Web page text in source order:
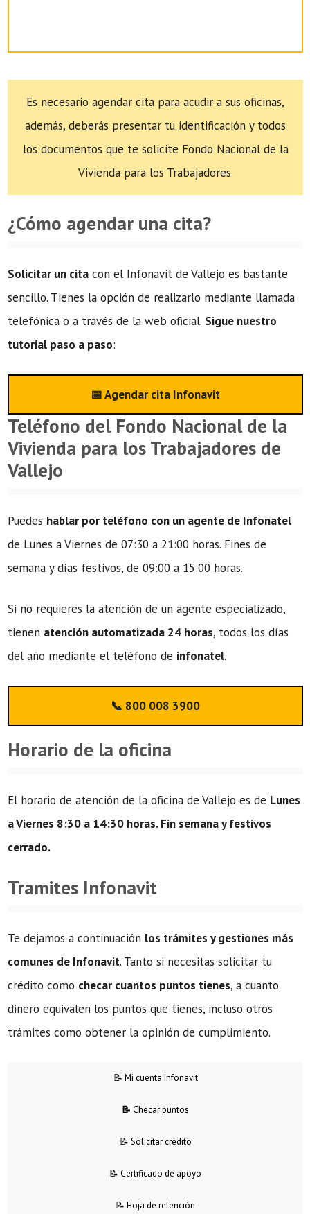
Es necesario agendar cita para acudir a sus oficinas,
además, deberás presentar tu identificación y todos
los documentos que te solicite Fondo Nacional de la
Vivienda para los Trabajadores.
¿Cómo agendar una cita?
Solicitar un cita con el Infonavit de Vallejo es bastante
sencillo. Tienes la opción de realizarlo mediante llamada
telefónica o a través de la web oficial. Sigue nuestro
tutorial paso a paso:
📅 Agendar cita Infonavit
Teléfono del Fondo Nacional de la
Vivienda para los Trabajadores de
Vallejo
Puedes hablar por teléfono con un agente de Infonatel
de Lunes a Viernes de 07:30 a 21:00 horas. Fines de
semana y días festivos, de 09:00 a 15:00 horas.
Si no requieres la atención de un agente especializado,
tienen atención automatizada 24 horas, todos los días
del año mediante el teléfono de infonatel.
📞 800 008 3900
Horario de la oficina
El horario de atención de la oficina de Vallejo es de Lunes
a Viernes 8:30 a 14:30 horas. Fin semana y festivos
cerrado.
Tramites Infonavit
Te dejamos a continuación los trámites y gestiones más
comunes de Infonavit. Tanto si necesitas solicitar tu
crédito como checar cuantos puntos tienes, a cuanto
dinero equivalen los puntos que tienes, incluso otros
trámites como obtener la opinión de cumplimiento.
📝 Mi cuenta Infonavit
📝 Checar puntos
📝 Solicitar crédito
📝 Certificado de apoyo
📝 Hoja de retención